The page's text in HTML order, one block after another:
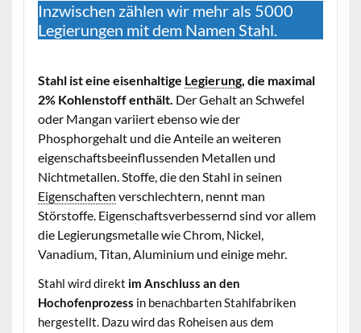
Inzwischen zählen wir mehr als 5000
Legierungen mit dem Namen Stahl.
Stahl ist eine eisenhaltige Legierung, die maximal
2% Kohlenstoff enthält. Der Gehalt an Schwefel
oder Mangan variiert ebenso wie der
Phosphorgehalt und die Anteile an weiteren
eigenschaftsbeeinflussenden Metallen und
Nichtmetallen. Stoffe, die den Stahl in seinen
Eigenschaften verschlechtern, nennt man
Störstoffe. Eigenschaftsverbessernd sind vor allem
die Legierungsmetalle wie Chrom, Nickel,
Vanadium, Titan, Aluminium und einige mehr.
Stahl wird direkt im Anschluss an den
Hochofenprozess in benachbarten Stahlfabriken
hergestellt. Dazu wird das Roheisen aus dem